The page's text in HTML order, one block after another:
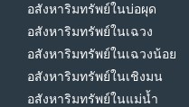
อสังหาริมทรัพย์ในบ่อผุด
อสังหาริมทรัพย์ในเฉวง
อสังหาริมทรัพย์ในเฉวงน้อย
อสังหาริมทรัพย์ในเชิงมน
อสังหาริมทรัพย์ในแม่น้ำ